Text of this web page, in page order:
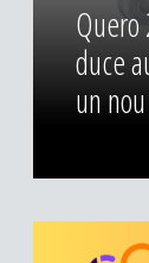
Quero
duce
un